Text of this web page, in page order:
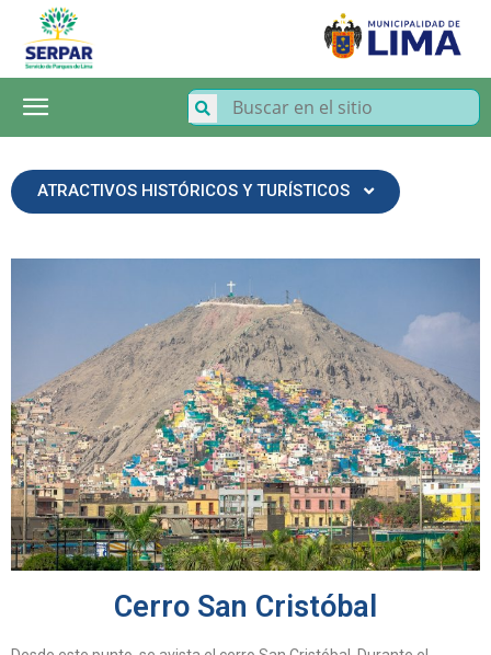
SERPAR
Servicio
de
Parques
ATRACTIVOS HISTÓRICOS Y TURÍSTICOS
Cerro San Cristóbal